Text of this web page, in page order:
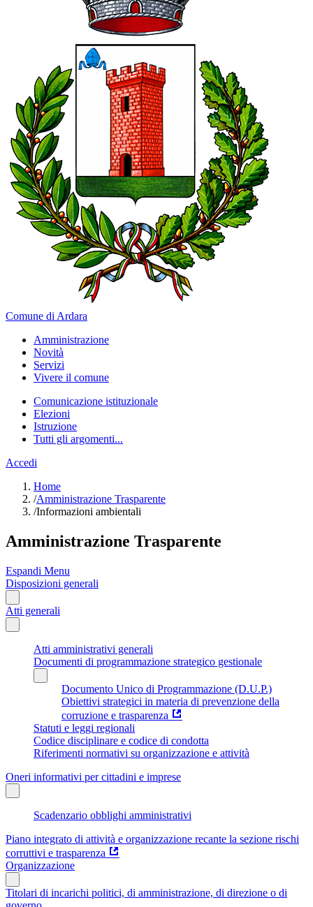
Comune di Ardara
Amministrazione
Novità
Servizi
Vivere il comune
Comunicazione istituzionale
Elezioni
Istruzione
Tutti gli argomenti...
Accedi
Home
/Amministrazione Trasparente
/Informazioni ambientali
Amministrazione Trasparente
Espandi Menu
Disposizioni generali
Atti generali
Atti amministrativi generali
Documenti di programmazione strategico gestionale
Documento Unico di Programmazione (D.U.P.)
Obiettivi strategici in materia di prevenzione della
corruzione e trasparenza
Statuti e leggi regionali
Codice disciplinare e codice di condotta
Riferimenti normativi su organizzazione e attività
Oneri informativi per cittadini e imprese
Scadenzario obblighi amministrativi
Piano integrato di attività e organizzazione recante la sezione rischi
corruttivi e trasparenza
Organizzazione
Titolari di incarichi politici, di amministrazione, di direzione o di